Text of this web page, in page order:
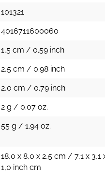
101321
4016711600060
1,5 cm / 0.59 inch
2,5 cm / 0.98 inch
2,0 cm / 0.79 inch
2 g / 0.07 oz.
55 g / 1.94 oz.
18,0 x 8,0 x 2,5 cm / 7,1 x 3,1
1,0 inch cm